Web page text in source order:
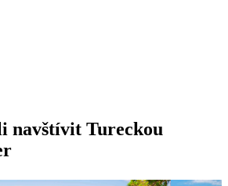
navštívit Tureckou